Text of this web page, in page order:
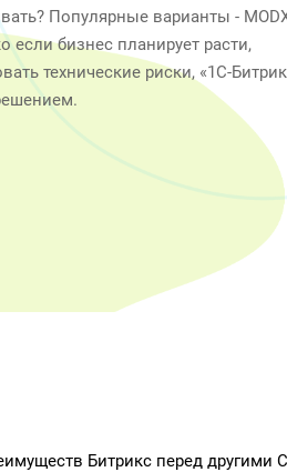
Популярные варианты -
если бизнес планирует расти,
технические риски, «1С-
Битрикс перед другими